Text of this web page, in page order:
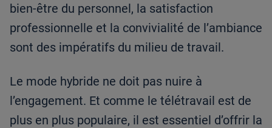
bien-être du personnel, la satisfaction
professionnelle et la convivialité de l’ambiance
sont des impératifs du milieu de travail.
Le mode hybride ne doit pas nuire à
l’engagement. Et comme le télétravail est de
plus en plus populaire, il est essentiel d’offrir la